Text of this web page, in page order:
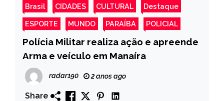
Brasil CIDADES CULTURAL Destaque
ESPORTE MUNDO PARAÍBA POLICIAL
Polícia Militar realiza ação e apreende
Arma e veículo em Manaíra
radar190 2 anos ago
Share